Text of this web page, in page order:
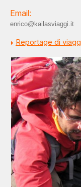
Email:
enrico@kailasviaggi.it
Reportage di